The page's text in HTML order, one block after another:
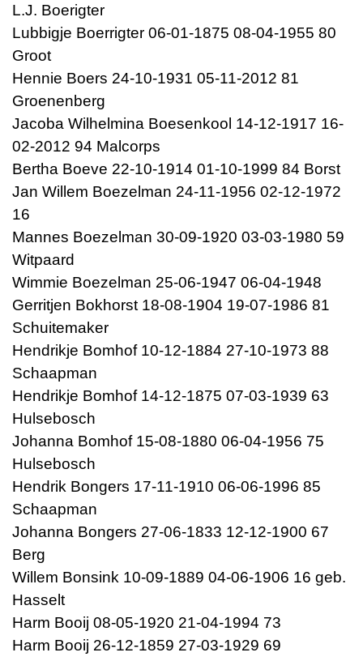
L.J. Boerigter
Lubbigje Boerrigter 06-01-1875 08-04-1955 80
Groot
Hennie Boers 24-10-1931 05-11-2012 81
Groenenberg
Jacoba Wilhelmina Boesenkool 14-12-1917 16-
02-2012 94 Malcorps
Bertha Boeve 22-10-1914 01-10-1999 84 Borst
Jan Willem Boezelman 24-11-1956 02-12-1972
16
Mannes Boezelman 30-09-1920 03-03-1980 59
Witpaard
Wimmie Boezelman 25-06-1947 06-04-1948
Gerritjen Bokhorst 18-08-1904 19-07-1986 81
Schuitemaker
Hendrikje Bomhof 10-12-1884 27-10-1973 88
Schaapman
Hendrikje Bomhof 14-12-1875 07-03-1939 63
Hulsebosch
Johanna Bomhof 15-08-1880 06-04-1956 75
Hulsebosch
Hendrik Bongers 17-11-1910 06-06-1996 85
Schaapman
Johanna Bongers 27-06-1833 12-12-1900 67
Berg
Willem Bonsink 10-09-1889 04-06-1906 16 geb.
Hasselt
Harm Booij 08-05-1920 21-04-1994 73
Harm Booij 26-12-1859 27-03-1929 69